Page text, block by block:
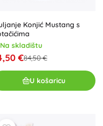
Konjić Mustang s
Na skladištu
€84,50 €
U košaricu